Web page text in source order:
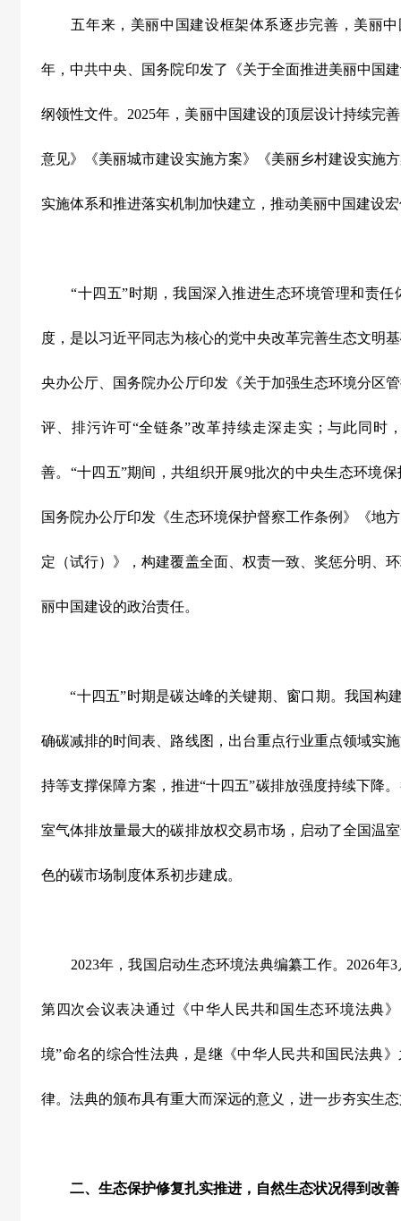
五年来，美丽中国建设框架体系逐步完善，美丽中
年，中共中央、国务院印发了《关于全面推进美丽中国
纲领性文件。 2025年，美丽中国建设的顶层设计持续完
意见》《美丽城市建设实施方案》《美丽乡村建设实施
实施体系和推进落实机制加快建立，推动美丽中国建设
“十四五”时期，我国深入推进生态环境管理和责
度，是以习近平同志为核心的党中央改革完善生态文明
央办公厅、国务院办公厅印发《关于加强生态环境分区
评、排污许可“全链条”改革持续走深走实；与此同时
善。 “十四五”期间，共组织开展9批次的中央生态环境保
国务院办公厅印发《生态环境保护督察工作条例》《地
定（试行）》，构建覆盖全面、权责一致、奖惩分明、
丽中国建设的政治责任。
“十四五”时期是碳达峰的关键期、窗口期。我国构
确碳减排的时间表、路线图，出台重点行业重点领域实
持等支撑保障方案，推进“十四五”碳排放强度持续下降
室气体排放量最大的碳排放权交易市场，启动了全国温
色的碳市场制度体系初步建成。
2023年，我国启动生态环境法典编纂工作。 2026年3
第四次会议表决通过《中华人民共和国生态环境法典
境”命名的综合性法典，是继《中华人民共和国民法典
律。法典的颁布具有重大而深远的意义，进一步夯实生
二、生态保护修复扎实推进，自然生态状况得到改善